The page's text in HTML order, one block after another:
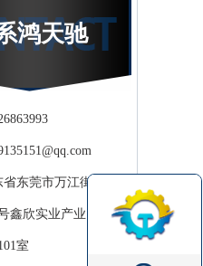
鸿天驰
东莞市万江街道滘
鑫欣实业产业园天
室